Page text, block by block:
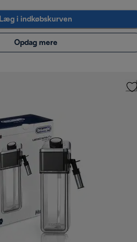
Læg i indkøbskurven
Opdag mere